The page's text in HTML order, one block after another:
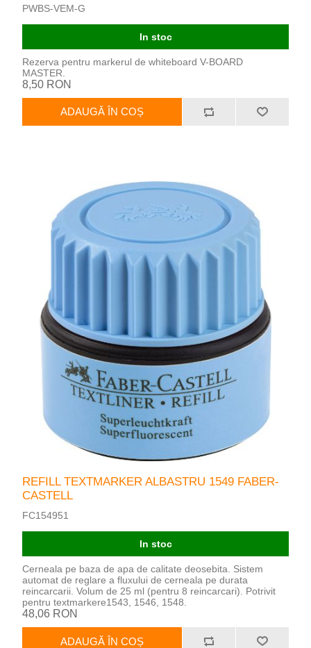
PWBS-VEM-G
In stoc
Rezerva pentru markerul de whiteboard V-BOARD
MASTER.
8,50 RON
ADAUGĂ ÎN COȘ
REFILL TEXTMARKER ALBASTRU 1549 FABER-
CASTELL
FC154951
In stoc
Cerneala pe baza de apa de calitate deosebita. Sistem
automat de reglare a fluxului de cerneala pe durata
reincarcarii. Volum de 25 ml (pentru 8 reincarcari). Potrivit
pentru textmarkere1543, 1546, 1548.
48,06 RON
ADAUGĂ ÎN COȘ